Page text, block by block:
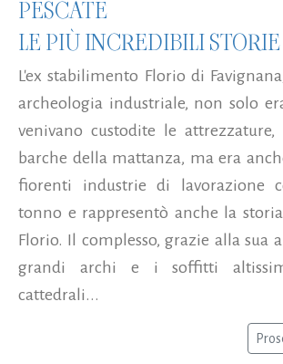
PESCATE
LE PIÙ INCREDIBILI
L'ex stabilimento Florio di
archeologia industriale, non solo
venivano custodite le
barche della mattanza, ma era
fiorenti industrie di lavorazione
tonno e rappresentò anche la
Florio. Il complesso, grazie alla sua
grandi archi e i soffitti
cattedrali...